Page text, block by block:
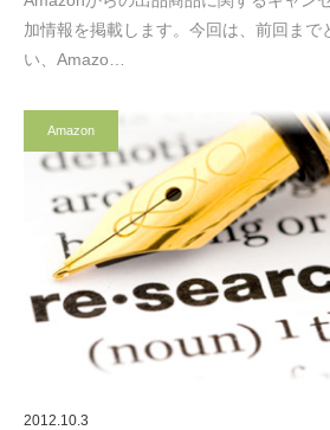
加情報を掲載します。今回は、前回まで
い、Amazo…
Amazon
2012.10.3